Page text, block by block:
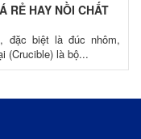
RẺ HAY NỒI CHẤT
đặc biệt là đúc nhôm,
(Crucible) là bộ...